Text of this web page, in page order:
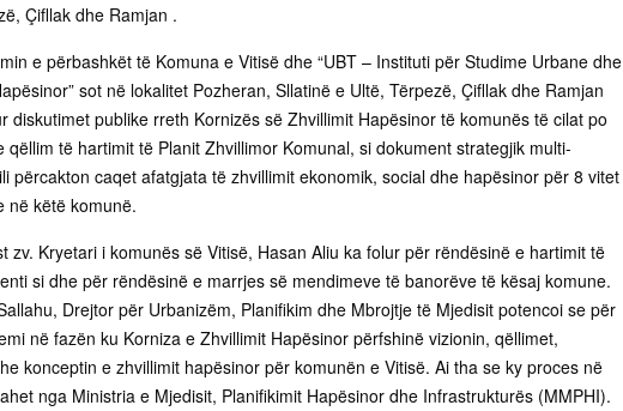
Çifllak dhe Ramjan .
e përbashkët të Komuna e Vitisë dhe “UBT – Instituti për Studime Urbane dhe
sot në lokalitet Pozheran, Sllatinë e Ultë, Tërpezë, Çifllak dhe Ramjan
diskutimet publike rreth Kornizës së Zhvillimit Hapësinor të komunës të cilat po
qëllim të hartimit të Planit Zhvillimor Komunal, si dokument strategjik multi-
përcakton caqet afatgjata të zhvillimit ekonomik, social dhe hapësinor për 8 vitet
në këtë komunë.
zv. Kryetari i komunës së Vitisë, Hasan Aliu ka folur për rëndësinë e hartimit të
si dhe për rëndësinë e marrjes së mendimeve të banorëve të kësaj komune.
Drejtor për Urbanizëm, Planifikim dhe Mbrojtje të Mjedisit potencoi se për
në fazën ku Korniza e Zhvillimit Hapësinor përfshinë vizionin, qëllimet,
konceptin e zhvillimit hapësinor për komunën e Vitisë. Ai tha se ky proces në
nga Ministria e Mjedisit, Planifikimit Hapësinor dhe Infrastrukturës (MMPHI).